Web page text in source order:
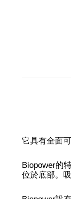
它具有全面
Biopower的
位於底部。